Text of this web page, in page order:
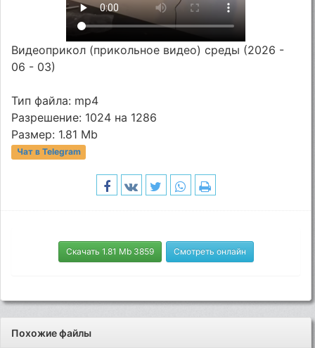
Видеоприкол (прикольное видео) среды (2026 -
06 - 03)
Тип файла: mp4
Разрешение: 1024 на 1286
Размер: 1.81 Mb
Чат в Telegram
Скачать 1.81 Mb 3859 Смотреть онлайн
Похожие файлы